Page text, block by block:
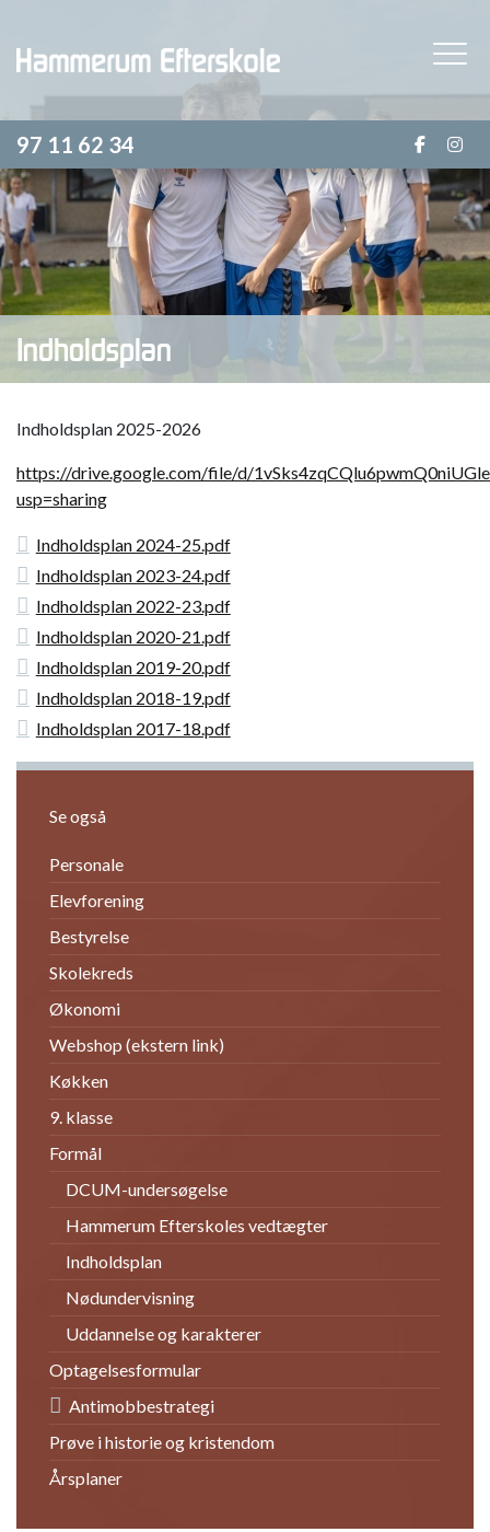
hovedindhold
97 11 62 34
Indholdsplan
Indholdsplan 2025-2026
https://drive.google.com/file/d/
usp=sharing
Indholdsplan 2024-25.pdf
Indholdsplan 2023-24.pdf
Indholdsplan 2022-23.pdf
Indholdsplan 2020-21.pdf
Indholdsplan 2019-20.pdf
Indholdsplan 2018-19.pdf
Indholdsplan 2017-18.pdf
Se også
Personale
Elevforening
Bestyrelse
Skolekreds
Økonomi
Webshop (ekstern link)
Køkken
9. klasse
Formål
DCUM-undersøgelse
Hammerum Efterskoles vedtægter
Indholdsplan
Nødundervisning
Uddannelse og karakterer
Optagelsesformular
Antimobbestrategi
Prøve i historie og kristendom
Årsplaner